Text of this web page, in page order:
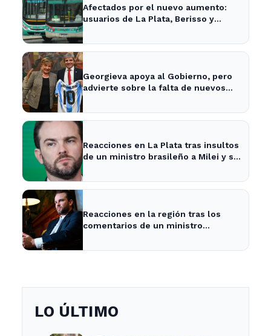
Afectados por el nuevo aumento:
usuarios de La Plata, Berisso y
Georgieva apoya al Gobierno, pero
advierte sobre la falta de nuevos
Reacciones en La Plata tras insultos
de un ministro brasileño a Milei y su
Reacciones en la región tras los
comentarios de un ministro
LO ÚLTIMO